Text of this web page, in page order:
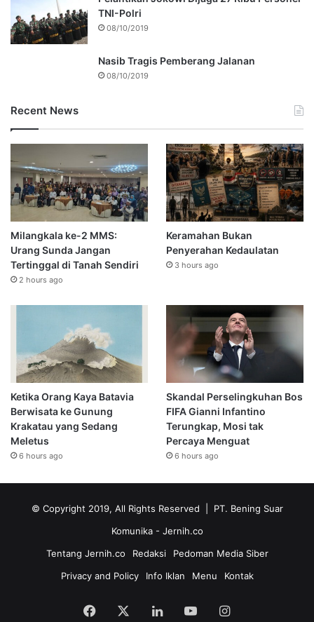
TNI-Polri
08/10/2019
Nasib Tragis Pemberang Jalanan
08/10/2019
Recent News
Milangkala ke-2 MMS:
Urang Sunda Jangan
Tertinggal di Tanah Sendiri
2 hours ago
Keramahan Bukan
Penyerahan Kedaulatan
3 hours ago
Ketika Orang Kaya Batavia
Berwisata ke Gunung
Krakatau yang Sedang
Meletus
6 hours ago
Skandal Perselingkuhan Bos
FIFA Gianni Infantino
Terungkap, Mosi tak
Percaya Menguat
6 hours ago
© Copyright 2019, All Rights Reserved | PT. Bening Suar
Komunika - Jernih.co
Tentang Jernih.co
Redaksi
Pedoman Media Siber
Privacy and Policy
Info Iklan Menu Kontak
Facebook LinkedInYouTubeInstagram